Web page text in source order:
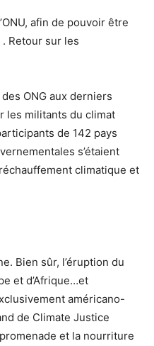
socialisme
afin de pouvoir être
Retour sur les
ONG aux derniers
les militants du climat
de 142 pays
s’étaient
climatique et
Bien sûr, l’éruption du
et d’Afrique…et
américano-
de Climate Justice
et la nourriture